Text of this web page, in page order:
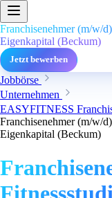
Franchisenehmer (m/w/
Eigenkapital (Beckum)
Jetzt bewerben
Jobbörse
Unternehmen
EASYFITNESS
Franchisenehmer (m/w/
Eigenkapital (Beckum)